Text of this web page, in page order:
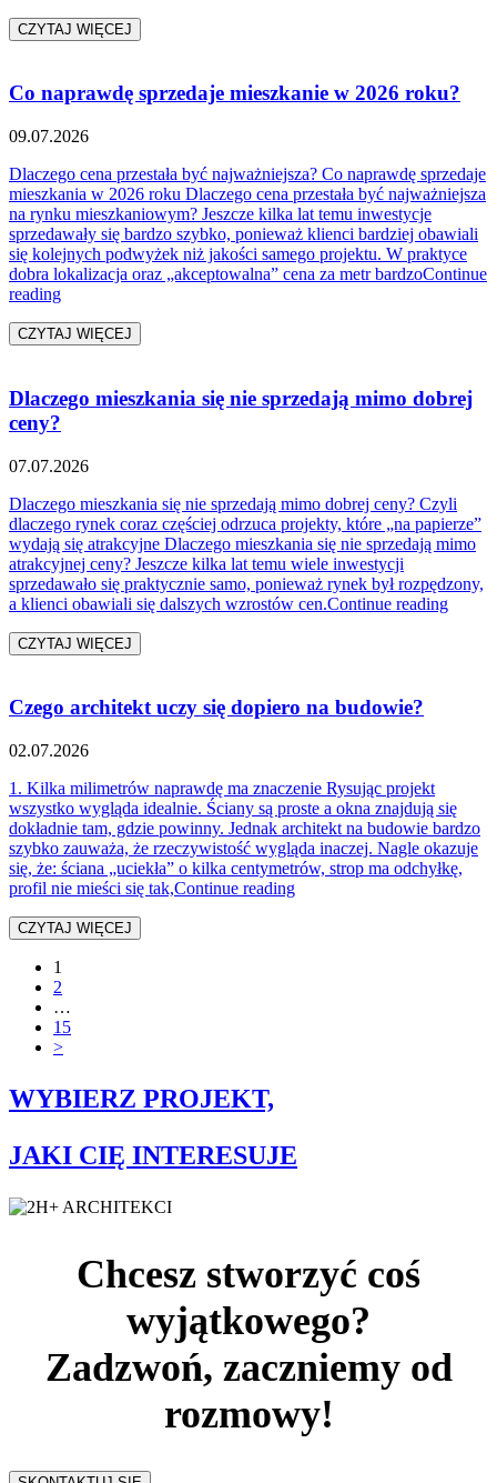
CZYTAJ WIĘCEJ
Co naprawdę sprzedaje mieszkanie w 2026 roku?
09.07.2026
Dlaczego cena przestała być najważniejsza? Co naprawdę sprzedaje
mieszkania w 2026 roku Dlaczego cena przestała być najważniejsza
na rynku mieszkaniowym? Jeszcze kilka lat temu inwestycje
sprzedawały się bardzo szybko, ponieważ klienci bardziej obawiali
się kolejnych podwyżek niż jakości samego projektu. W praktyce
dobra lokalizacja oraz „akceptowalna” cena za metr bardzoContinue
reading„Co naprawdę sprzedaje mieszkanie w 2026 roku?”
CZYTAJ WIĘCEJ
Dlaczego mieszkania się nie sprzedają mimo dobrej
ceny?
07.07.2026
Dlaczego mieszkania się nie sprzedają mimo dobrej ceny? Czyli
dlaczego rynek coraz częściej odrzuca projekty, które „na papierze”
wydają się atrakcyjne Dlaczego mieszkania się nie sprzedają mimo
atrakcyjnej ceny? Jeszcze kilka lat temu wiele inwestycji
sprzedawało się praktycznie samo, ponieważ rynek był rozpędzony,
a klienci obawiali się dalszych wzrostów cen.Continue reading
CZYTAJ WIĘCEJ
Czego architekt uczy się dopiero na budowie?
02.07.2026
1. Kilka milimetrów naprawdę ma znaczenie Rysując projekt
wszystko wygląda idealnie. Ściany są proste a okna znajdują się
dokładnie tam, gdzie powinny. Jednak architekt na budowie bardzo
szybko zauważa, że rzeczywistość wygląda inaczej. Nagle okazuje
się, że: ściana „uciekła” o kilka centymetrów, strop ma odchyłkę,
profil nie mieści się tak,Continue reading„Czego architekt uczy się
CZYTAJ WIĘCEJ
1
2
…
15
>
WYBIERZ PROJEKT,
JAKI CIĘ INTERESUJE
Chcesz stworzyć coś
wyjątkowego?
Zadzwoń, zaczniemy od
rozmowy!